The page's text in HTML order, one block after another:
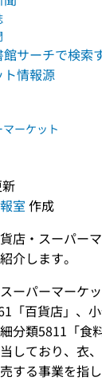
サーチで検索
情報源
ーケット
室 作成
店・スーパー
介します。
ーパーマーケッ
「百貨店」、
分類5811「食
しており、衣
する事業を指し